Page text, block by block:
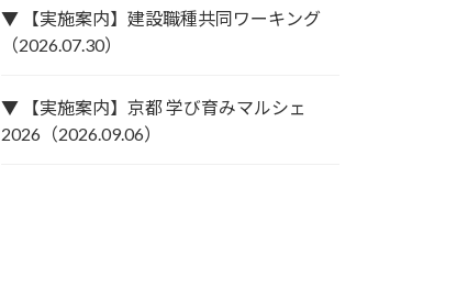
▼ 【実施案内】建設職種共同ワーキング
（2026.07.30）
▼ 【実施案内】京都 学び育みマルシェ
2026（2026.09.06）